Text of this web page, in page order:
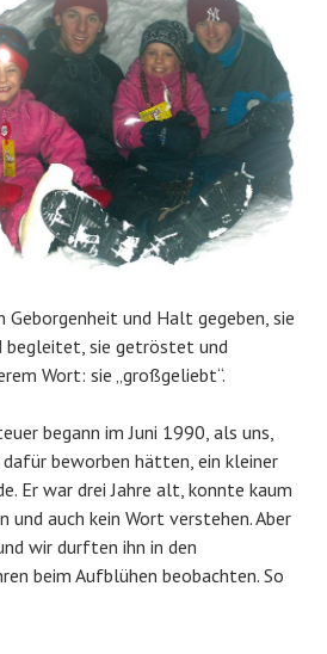
Geborgenheit und Halt gegeben, sie
begleitet, sie getröstet und
Wort: sie „großgeliebt“.
begann im Juni 1990, als uns,
beworben hätten, ein kleiner
Er war drei Jahre alt, konnte kaum
und auch kein Wort verstehen. Aber
wir durften ihn in den
beim Aufblühen beobachten. So